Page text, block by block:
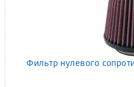
Фильтр нулевого